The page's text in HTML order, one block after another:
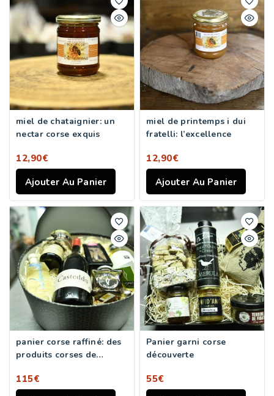
miel de chataignier: un
nectar corse exquis
12,90€
Ajouter Au Panier
miel de printemps i dui
fratelli: l’excellence
12,90€
Ajouter Au Panier
panier corse raffiné: des
produits corses de
115€
Panier garni corse
découverte
55€